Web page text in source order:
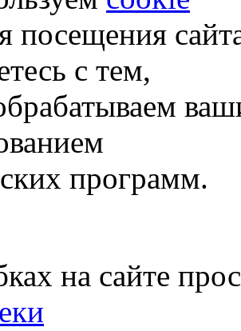
посещения
с тем,
программ.
на сайте